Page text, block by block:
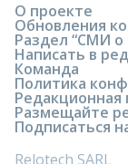
О проекте
Обновления
Раздел “СМИ о
Написать в
Команда
Политика
Редакционная
Размещайте
Подписаться
Relotech SARL